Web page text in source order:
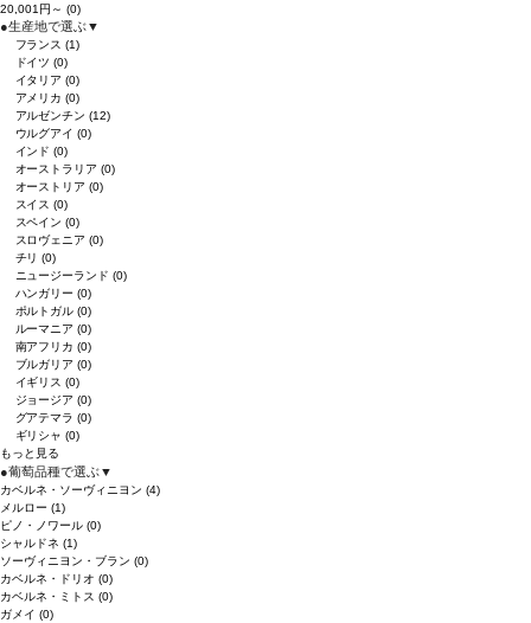
20,001円～ (0)
●生産地で選ぶ▼
フランス(1)
ドイツ(0)
イタリア(0)
アメリカ(0)
アルゼンチン(12)
ウルグアイ(0)
インド(0)
オーストラリア(0)
オーストリア(0)
スイス(0)
スペイン(0)
スロヴェニア(0)
チリ(0)
ニュージーランド(0)
ハンガリー(0)
ポルトガル(0)
ルーマニア(0)
南アフリカ(0)
ブルガリア(0)
イギリス(0)
ジョージア(0)
グアテマラ(0)
ギリシャ(0)
もっと見る
●葡萄品種で選ぶ▼
カベルネ・ソーヴィニヨン (4)
メルロー (1)
ピノ・ノワール (0)
シャルドネ (1)
ソーヴィニヨン・ブラン (0)
カベルネ・ドリオ (0)
カベルネ・ミトス (0)
ガメイ (0)